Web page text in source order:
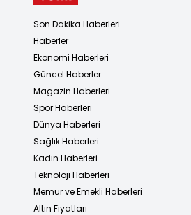
Son Dakika Haberleri
Haberler
Ekonomi Haberleri
Güncel Haberler
Magazin Haberleri
Spor Haberleri
Dünya Haberleri
Sağlık Haberleri
Kadın Haberleri
Teknoloji Haberleri
Memur ve Emekli Haberleri
Altın Fiyatları